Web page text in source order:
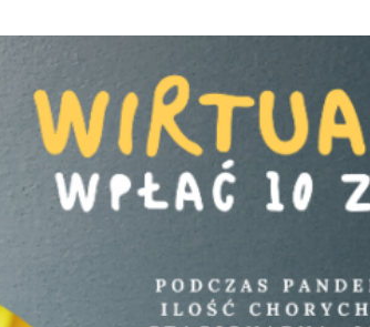
do spożycia!!!
zdrowia — czas zacząć mówić o